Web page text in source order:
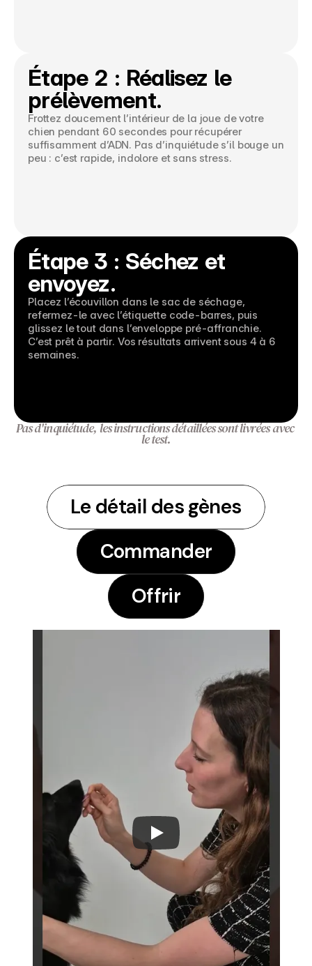
Étape 2 : Réalisez le
prélèvement.
Frottez doucement l’intérieur de la joue de votre
chien pendant 60 secondes pour récupérer
suffisamment d’ADN. Pas d’inquiétude s’il bouge un
peu : c’est rapide, indolore et sans stress.
Étape 3 : Séchez et
envoyez.
Placez l’écouvillon dans le sac de séchage,
refermez-le avec l’étiquette code-barres, puis
glissez le tout dans l’enveloppe pré-affranchie.
C’est prêt à partir. Vos résultats arrivent sous 4 à 6
semaines.
Pas d'inquiétude, les instructions détaillées sont livrées avec
le test.
Le détail des gènes
Le détail des gènes
Commander
Commander
Offrir
Offrir